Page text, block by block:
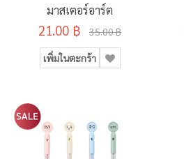
มาสเตอร์อาร์ต
21.00 ฿ 35.00 ฿
เพิ่มในตะกร้า